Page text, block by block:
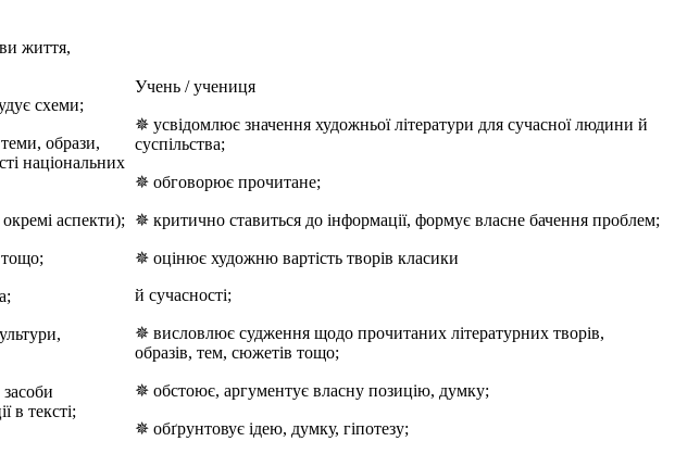
життя,
схеми;
образи,
національних
аспекти);
тощо;
в тексті;
Учень / учениця
✵ усвідомлює значення художньої літератури для сучасної людини й
суспільства;
✵ обговорює прочитане;
✵ критично ставиться до інформації, формує власне бачення проблем;
✵ оцінює художню вартість творів класики
й сучасності;
✵ висловлює судження щодо прочитаних літературних творів,
образів, тем, сюжетів тощо;
✵ обстоює, аргументує власну позицію, думку;
✵ обґрунтовує ідею, думку, гіпотезу;